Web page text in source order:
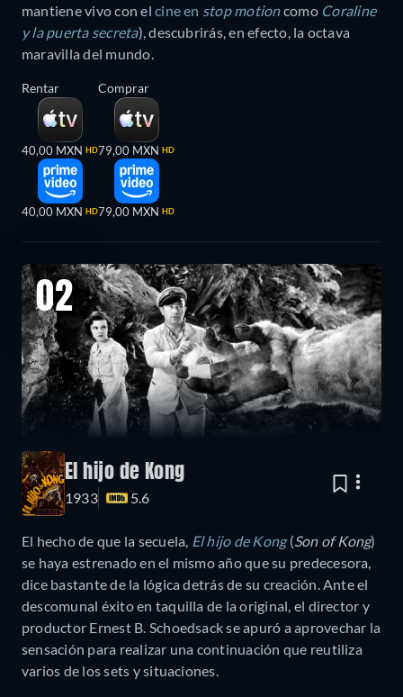
mantiene vivo con elcine en stop motioncomo Coraline
y la puerta secreta), descubrirás, en efecto, la octava
maravilla del mundo.
Rentar
40,00 MXN HD
40,00 MXN HD
Comprar
79,00 MXN HD
79,00 MXN HD
02
El hijo de Kong
1933 5.6
El hecho de que la secuela, El hijo de Kong(Son of Kong)
se haya estrenado en el mismo año que su predecesora,
dice bastante de la lógica detrás de su creación. Ante el
descomunal éxito en taquilla de la original, el director y
productor Ernest B. Schoedsack se apuró a aprovechar la
sensación para realizar una continuación que reutiliza
varios de los sets y situaciones.